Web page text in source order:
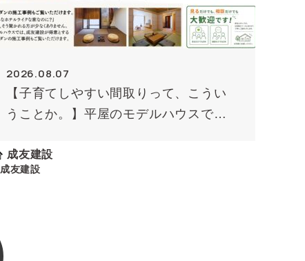
2026.08.07
【子育てしやすい間取りって、こうい
うことか。】平屋のモデルハウスで確
成友建設
成友建設